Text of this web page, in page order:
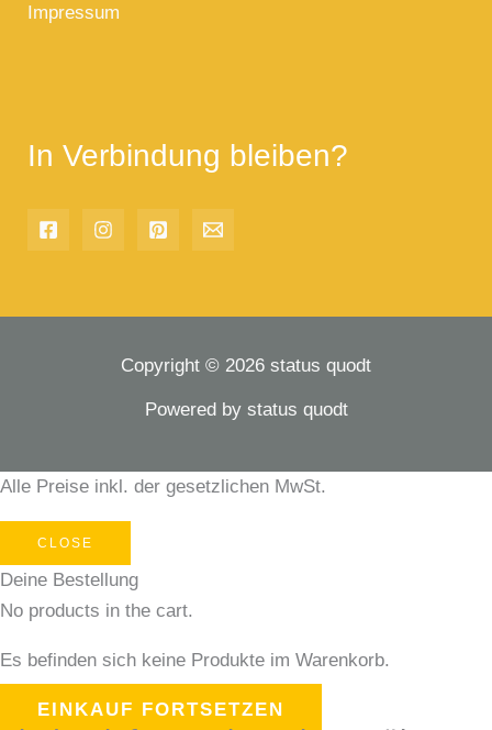
Impressum
In Verbindung bleiben?
Copyright © 2026 status quodt
Powered by status quodt
Alle Preise inkl. der gesetzlichen MwSt.
CLOSE
Deine Bestellung
No products in the cart.
Es befinden sich keine Produkte im Warenkorb.
EINKAUF FORTSETZEN